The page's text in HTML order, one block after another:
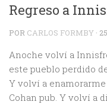
Regreso a
POR CARLOS FORMBY ·
Anoche volví a
este pueblo perdido
Y volví a
Cohan pub. Y volví a